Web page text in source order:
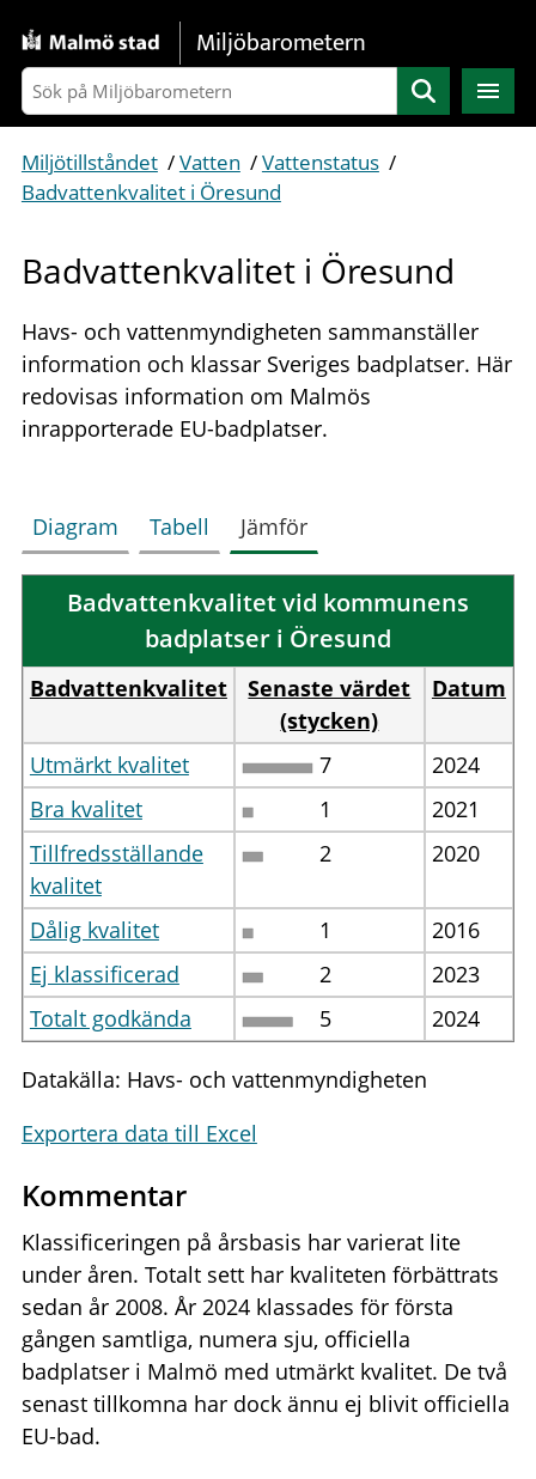
Gå direkt till sidans innehåll
Miljöbarometern
Sök
Miljötillståndet /Vatten /Vattenstatus /
Badvattenkvalitet i Öresund
Badvattenkvalitet i Öresund
Havs- och vattenmyndigheten sammanställer
information och klassar Sveriges badplatser. Här
redovisas information om Malmös
inrapporterade EU-badplatser.
Diagram Tabell Jämför
Badvattenkvalitet vid kommunens
badplatser i Öresund
Badvattenkvalitet
Senaste värdet
(stycken)
Datum
Utmärkt kvalitet 7
2024
Bra kvalitet
1
2021
Tillfredsställande
kvalitet
2 2020
Dålig kvalitet 1
2016
Ej klassificerad
2
2023
Totalt godkända
5 2024
Datakälla: Havs- och vattenmyndigheten
Exportera data till Excel
Kommentar
Klassificeringen på årsbasis har varierat lite
under åren. Totalt sett har kvaliteten förbättrats
sedan år 2008. År 2024 klassades för första
gången samtliga, numera sju, officiella
badplatser i Malmö med utmärkt kvalitet. De två
senast tillkomna har dock ännu ej blivit officiella
EU-bad.